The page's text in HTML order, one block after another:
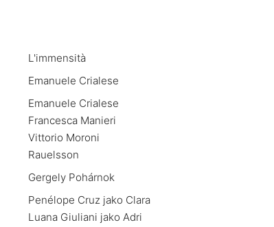
L'immensità
Emanuele Crialese
Emanuele Crialese
Francesca Manieri
Vittorio Moroni
Rauelsson
Gergely Pohárnok
Penélope Cruz jako Clara
Luana Giuliani jako Adri